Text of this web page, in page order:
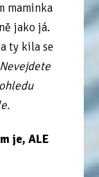
maminka
jako já.
ty kila se
Nevejdete
je, ALE